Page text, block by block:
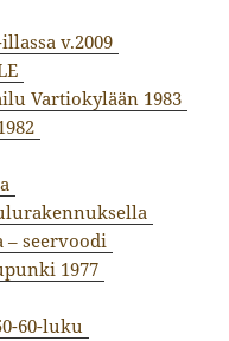
v.2009
Vartiokylään 1983
seervoodi
1977
60-luku